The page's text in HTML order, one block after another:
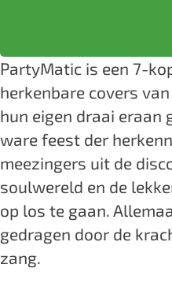
r
t
y
M
a
t
i
c
D
P
a
r
t
y
M
a
t
i
P
a
r
t
y
M
a
t
i
PartyMatic is een 7-
herkenbare covers
hun eigen draai eraan
ware feest der
meezingers uit de
soulwereld en de
op los te gaan.
gedragen door de
zang.